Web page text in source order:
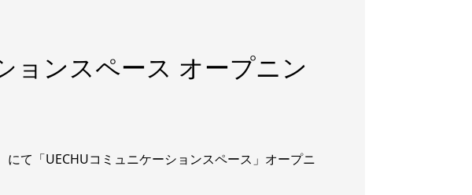
ョンスペース オープニン
て「UECHUコミュニケーションスペース」オープニ